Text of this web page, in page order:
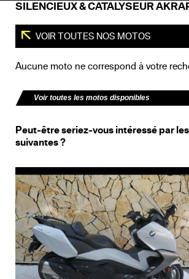
SILENCIEUX & CATALYSEUR
VOIR TOUTES NOS MOTOS
Aucune moto ne correspond à votre
Voir toutes les motos disponibles
Peut-être seriez-vous intéressé par
suivantes ?